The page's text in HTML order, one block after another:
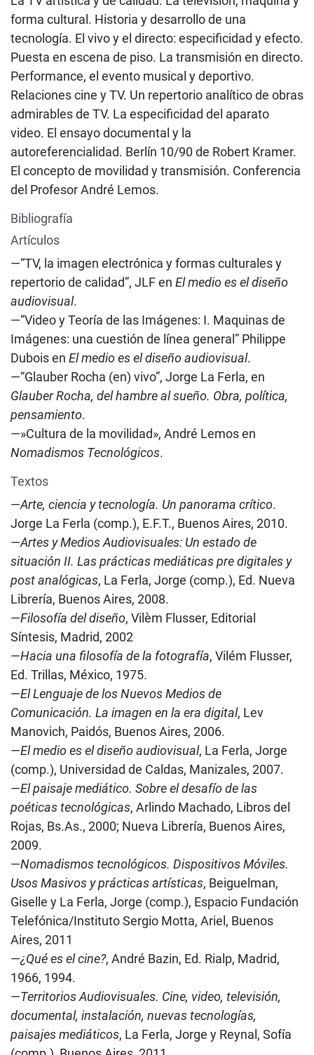
forma cultural. Historia y desarrollo de una
tecnología. El vivo y el directo: especificidad y efecto.
Puesta en escena de piso. La transmisión en directo.
Performance, el evento musical y deportivo.
Relaciones cine y TV. Un repertorio analítico de obras
admirables de TV. La especificidad del aparato
video. El ensayo documental y la
autoreferencialidad. Berlín 10/90 de Robert Kramer.
El concepto de movilidad y transmisión. Conferencia
del Profesor André Lemos.
Bibliografía
Artículos
—“TV, la imagen electrónica y formas culturales y
repertorio de calidad”, JLF en El medio es el diseño
audiovisual.
—“Video y Teoría de las Imágenes: I. Maquinas de
Imágenes: una cuestión de línea general” Philippe
Dubois en El medio es el diseño audiovisual.
—“Glauber Rocha (en) vivo”, Jorge La Ferla, en
Glauber Rocha, del hambre al sueño. Obra, política,
pensamiento.
—»Cultura de la movilidad», André Lemos en
Nomadismos Tecnológicos.
Textos
—Arte, ciencia y tecnología. Un panorama crítico.
Jorge La Ferla (comp.), E.F.T., Buenos Aires, 2010.
—Artes y Medios Audiovisuales: Un estado de
situación II. Las prácticas mediáticas pre digitales y
post analógicas, La Ferla, Jorge (comp.), Ed. Nueva
Librería, Buenos Aires, 2008.
—Filosofía del diseño, Vilèm Flusser, Editorial
Síntesis, Madrid, 2002
—Hacia una filosofía de la fotografía, Vilém Flusser,
Ed. Trillas, México, 1975.
—El Lenguaje de los Nuevos Medios de
Comunicación. La imagen en la era digital, Lev
Manovich, Paidós, Buenos Aires, 2006.
—El medio es el diseño audiovisual, La Ferla, Jorge
(comp.), Universidad de Caldas, Manizales, 2007.
—El paisaje mediático. Sobre el desafío de las
poéticas tecnológicas, Arlindo Machado, Libros del
Rojas, Bs.As., 2000; Nueva Librería, Buenos Aires,
2009.
—Nomadismos tecnológicos. Dispositivos Móviles.
Usos Masivos y prácticas artísticas, Beiguelman,
Giselle y La Ferla, Jorge (comp.), Espacio Fundación
Telefónica/Instituto Sergio Motta, Ariel, Buenos
Aires, 2011
—¿Qué es el cine?, André Bazin, Ed. Rialp, Madrid,
1966, 1994.
—Territorios Audiovisuales. Cine, video, televisión,
documental, instalación, nuevas tecnologías,
paisajes mediáticos, La Ferla, Jorge y Reynal, Sofía